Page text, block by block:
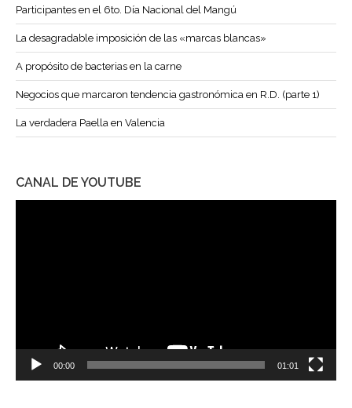
Participantes en el 6to. Día Nacional del Mangú
La desagradable imposición de las «marcas blancas»
A propósito de bacterias en la carne
Negocios que marcaron tendencia gastronómica en R.D. (parte 1)
La verdadera Paella en Valencia
CANAL DE YOUTUBE
00:00 01:01